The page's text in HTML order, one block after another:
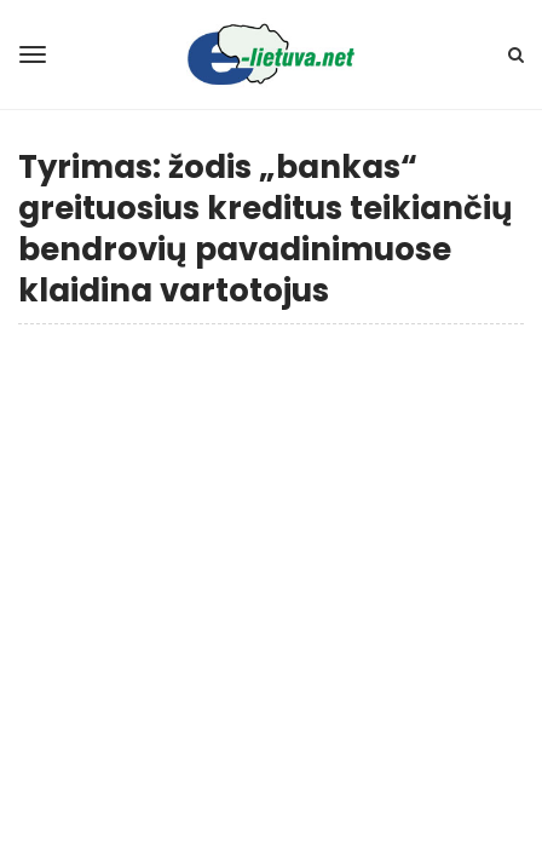
Tyrimas: žodis „bankas“
greituosius kreditus teikiančių
bendrovių pavadinimuose
klaidina vartotojus